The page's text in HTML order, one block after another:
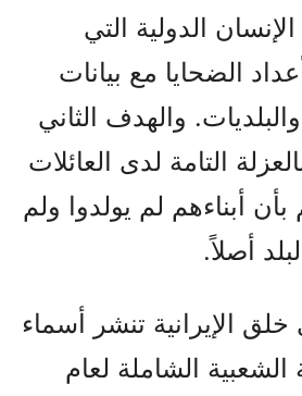
الدولية التي
الضحايا مع بيانات
والهدف الثاني
التامة لدى العائلات
بأن أبناءهم لم يولدوا ولم
أصلاً.
الإيرانية تنشر أسماء
الشعبية الشاملة لعام